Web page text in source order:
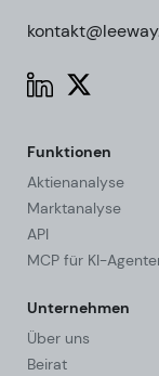
Funktionen
Aktienanalyse
Marktanalyse
API
MCP für KI-
Unternehmen
Über uns
Beirat